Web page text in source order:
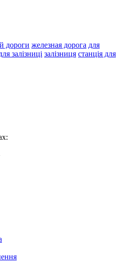
дороги железная дорога для
залізниці залізниця станція для